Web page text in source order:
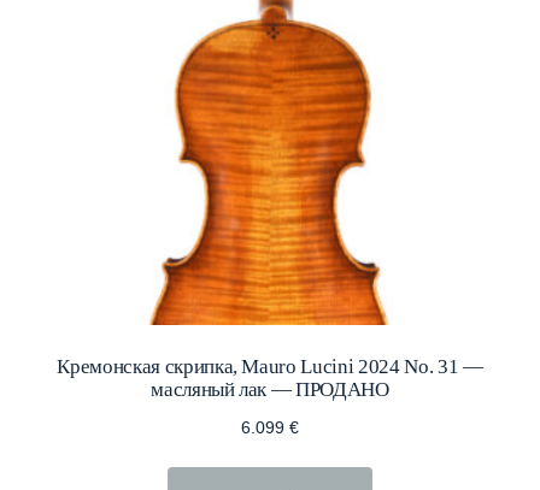
Кремонская скрипка, Mauro Lucini 2024 No. 31 —
масляный лак — ПРОДАНО
6.099 €